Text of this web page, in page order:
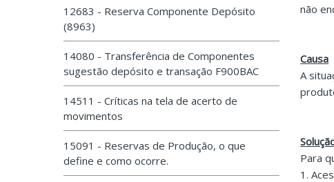
12683 - Reserva Componente Depósito
(8963)
14080 - Transferência de Componentes
sugestão depósito e transação F900BAC
14511 - Críticas na tela de acerto de
movimentos
15091 - Reservas de Produção, o que
define e como ocorre.
não
Causa
A
Para
1.